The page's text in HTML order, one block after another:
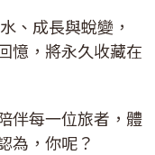
、成長與蛻變，
憶，將永久收藏在
伴每一位旅者，體
為，你呢？